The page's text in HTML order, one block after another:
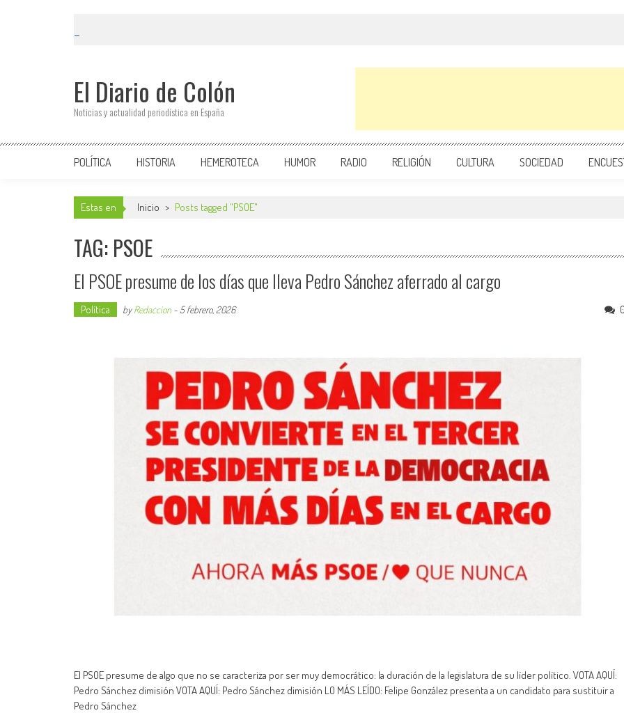
El Diario de Colón
Noticias y actualidad periodística en España
POLÍTICA HISTORIA HEMEROTECA HUMOR RADIO RELIGIÓN CULTURA SOCIEDAD
Estas en Inicio > Posts tagged "PSOE"
TAG: PSOE
El PSOE presume de los días que lleva Pedro Sánchez aferrado al cargo
Política byRedaccion - 5 febrero, 2026
El PSOE presume de algo que no se caracteriza por ser muy democrático: la duración de la legislatura de su líder político. VOTA AQUÍ:
Pedro Sánchez dimisión VOTA AQUÍ: Pedro Sánchez dimisión LO MÁS LEÍDO: Felipe González presenta a un candidato para sustituir a
Pedro Sánchez